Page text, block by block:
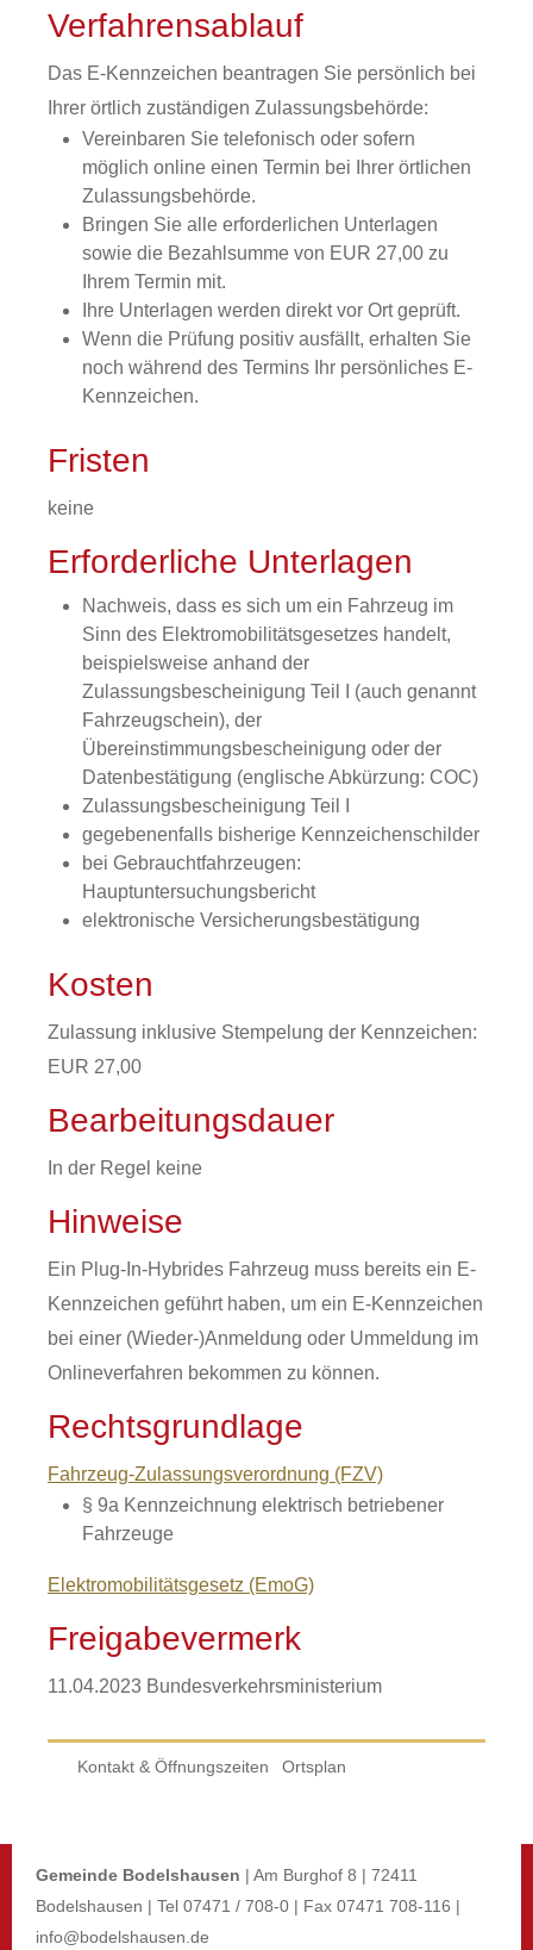
Verfahrensablauf
Das E-Kennzeichen beantragen Sie persönlich bei
Ihrer örtlich zuständigen Zulassungsbehörde:
Vereinbaren Sie telefonisch oder sofern
möglich online einen Termin bei Ihrer örtlichen
Zulassungsbehörde.
Bringen Sie alle erforderlichen Unterlagen
sowie die Bezahlsumme von EUR 27,00 zu
Ihrem Termin mit.
Ihre Unterlagen werden direkt vor Ort geprüft.
Wenn die Prüfung positiv ausfällt, erhalten Sie
noch während des Termins Ihr persönliches E-
Kennzeichen.
Fristen
keine
Erforderliche Unterlagen
Nachweis, dass es sich um ein Fahrzeug im
Sinn des Elektromobilitätsgesetzes handelt,
beispielsweise anhand der
Zulassungsbescheinigung Teil I (auch genannt
Fahrzeugschein), der
Übereinstimmungsbescheinigung oder der
Datenbestätigung (englische Abkürzung: COC)
Zulassungsbescheinigung Teil I
gegebenenfalls bisherige Kennzeichenschilder
bei Gebrauchtfahrzeugen:
Hauptuntersuchungsbericht
elektronische Versicherungsbestätigung
Kosten
Zulassung inklusive Stempelung der Kennzeichen:
EUR 27,00
Bearbeitungsdauer
In der Regel keine
Hinweise
Ein Plug-In-Hybrides Fahrzeug muss bereits ein E-
Kennzeichen geführt haben, um ein E-Kennzeichen
bei einer (Wieder-)Anmeldung oder Ummeldung im
Onlineverfahren bekommen zu können.
Rechtsgrundlage
Fahrzeug-Zulassungsverordnung (FZV)
§ 9a Kennzeichnung elektrisch betriebener
Fahrzeuge
Elektromobilitätsgesetz (EmoG)
Freigabevermerk
11.04.2023 Bundesverkehrsministerium
Kontakt & Öffnungszeiten Ortsplan
Gemeinde Bodelshausen | Am Burghof 8 | 72411
Bodelshausen | Tel 07471 / 708-0 | Fax 07471 708-116 |
info@bodelshausen.de